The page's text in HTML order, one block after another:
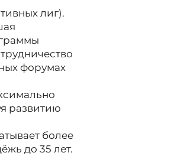
лиг).
форумах
развитию
более
до 35 лет.